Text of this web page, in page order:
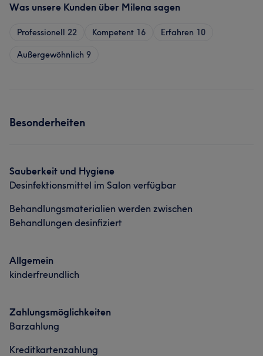
Was unsere Kunden über Milena sagen
Professionell 22 Kompetent 16 Erfahren 10
Außergewöhnlich 9
Besonderheiten
Sauberkeit und Hygiene
Desinfektionsmittel im Salon verfügbar
Behandlungsmaterialien werden zwischen
Behandlungen desinfiziert
Allgemein
kinderfreundlich
Zahlungsmöglichkeiten
Barzahlung
Kreditkartenzahlung